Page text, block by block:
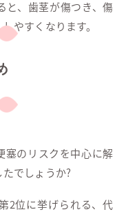
と、歯茎が傷つき、傷
やすくなります。
塞のリスクを中心に解
でしょうか?
2位に挙げられる、代